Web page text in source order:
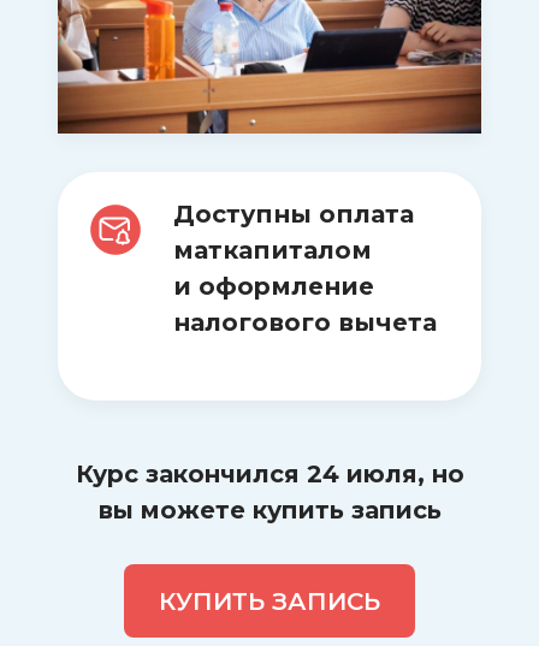
месяц чтения университетских
учебников!
сложные задания на ВсОШ и
перечневых олимпиадах
политологии и обществознанию
Доступны оплата
маткапиталом
и оформление
налогового вычета
Курс закончился 24 июля, но
вы можете купить запись
КУПИТЬ ЗАПИСЬ